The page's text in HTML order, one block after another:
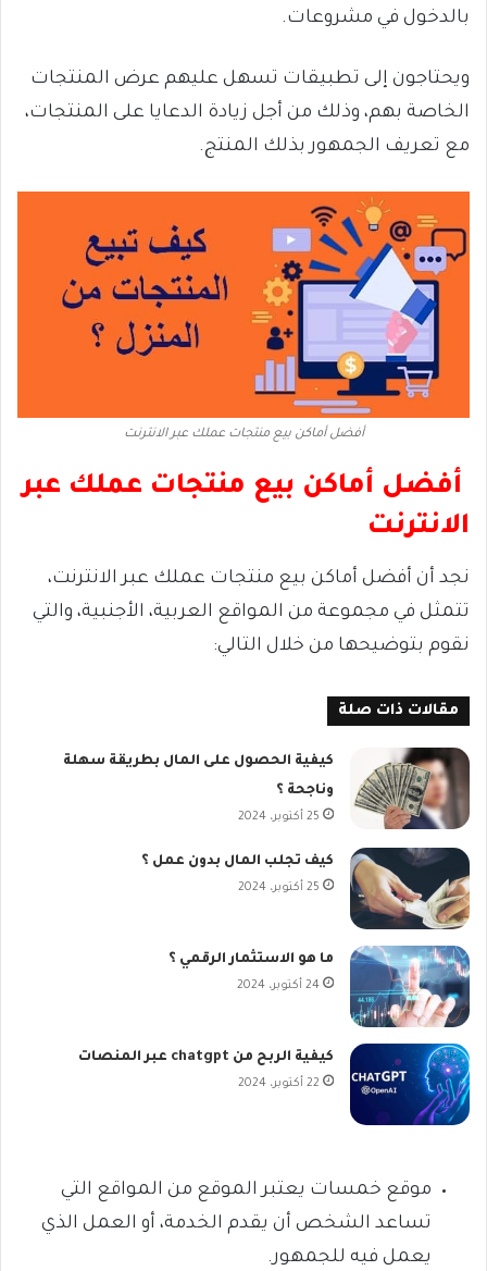
بالدخول في مشروعات.
ويحتاجون إلى تطبيقات تسهل عليهم عرض المنتجات
الخاصة بهم، وذلك من أجل زيادة الدعايا على المنتجات،
مع تعريف الجمهور بذلك المنتج.
أفضل أماكن بيع منتجات عملك عبر الانترنت
أفضل أماكن بيع منتجات عملك عبر
الانترنت
نجد أن أفضل أماكن بيع منتجات عملك عبر الانترنت،
تتمثل في مجموعة من المواقع العربية، الأجنبية، والتي
نقوم بتوضيحها من خلال التالي:
مقالات ذات صلة
كيفية الحصول على المال بطريقة سهلة
وناجحة ؟
25 أكتوبر، 2024
كيف تجلب المال بدون عمل ؟
25 أكتوبر، 2024
ما هو الاستثمار الرقمي ؟
24 أكتوبر، 2024
كيفية الربح من chatgpt عبر المنصات
22 أكتوبر، 2024
موقع خمسات يعتبر الموقع من المواقع التي
تساعد الشخص أن يقدم الخدمة، أو العمل الذي
يعمل فيه للجمهور.